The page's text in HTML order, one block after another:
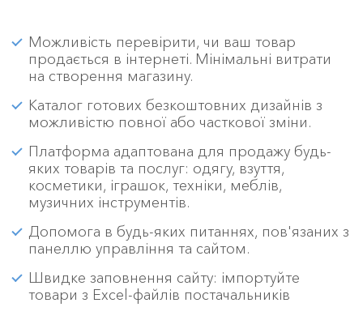
Можливість перевірити, чи ваш товар
продається в інтернеті. Мінімальні витрати
на створення магазину.
Каталог готових безкоштовних дизайнів з
можливістю повної або часткової зміни.
Платформа адаптована для продажу будь-
яких товарів та послуг: одягу, взуття,
косметики, іграшок, техніки, меблів,
музичних інструментів.
Допомога в будь-яких питаннях, пов'язаних з
панеллю управління та сайтом.
Швидке заповнення сайту: імпортуйте
товари з Excel-файлів постачальників